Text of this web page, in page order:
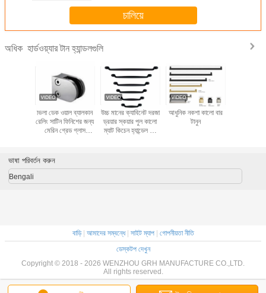
চালিয়ে
অধিক হার্ডওয়্যার টান হ্যান্ডলগুলি
ভিলা ডেক ওয়াল ব্যালকনি
রেলিং সাটিন ফিনিশের জন্য
মেরিন গ্রেড গ্লাস
উচ্চ মানের ক্যাবিনেট দরজা
ড্রয়ার স্কয়ার পুল কালো
ম্যাট কিচেন হ্যান্ডেল পুল
আধুনিক নকশা কালো বার
টানুন
ভাষা পরিবর্তন করুন
Bengali
বাড়ি| আমাদের সম্বন্ধে| সাইট ম্যাপ| গোপনীয়তা নীতি
ডেস্কটপ দেখুন
Copyright © 2018 - 2026 WENZHOU GRH MANUFACTURE CO.,LTD.
All rights reserved.